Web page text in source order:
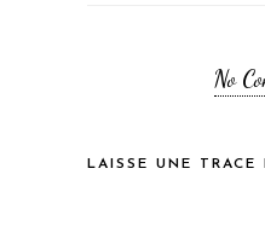
No
LAISSE UNE